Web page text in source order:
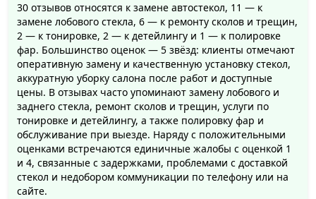
30 отзывов относятся к замене автостекол, 11 — к
замене лобового стекла, 6 — к ремонту сколов и трещин,
2 — к тонировке, 2 — к детейлингу и 1 — к полировке
фар. Большинство оценок — 5 звёзд: клиенты отмечают
оперативную замену и качественную установку стекол,
аккуратную уборку салона после работ и доступные
цены. В отзывах часто упоминают замену лобового и
заднего стекла, ремонт сколов и трещин, услуги по
тонировке и детейлингу, а также полировку фар и
обслуживание при выезде. Наряду с положительными
оценками встречаются единичные жалобы с оценкой 1
и 4, связанные с задержками, проблемами с доставкой
стекол и недобором коммуникации по телефону или на
сайте.